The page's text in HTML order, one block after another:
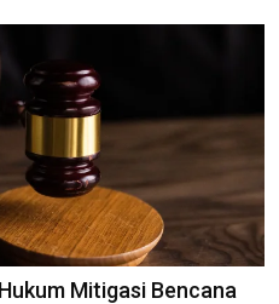
Mitigasi Bencana